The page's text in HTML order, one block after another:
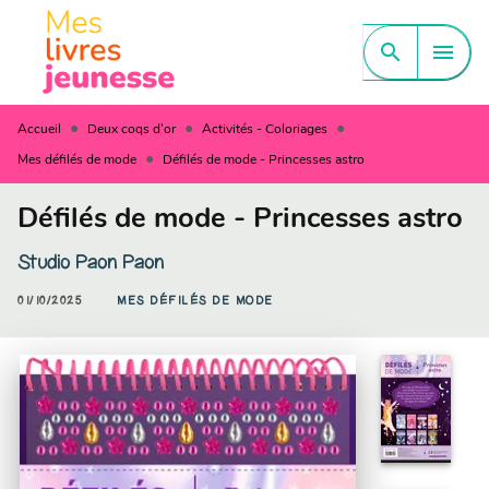
MENU CONTENU
PIED DE PAGE
search menu
Accueil • Deux coqs d'or • Activités - Coloriages •
Mes défilés de mode • Défilés de mode - Princesses astro
Défilés de mode - Princesses astro
Studio Paon Paon
01/10/2025 MES DÉFILÉS DE MODE